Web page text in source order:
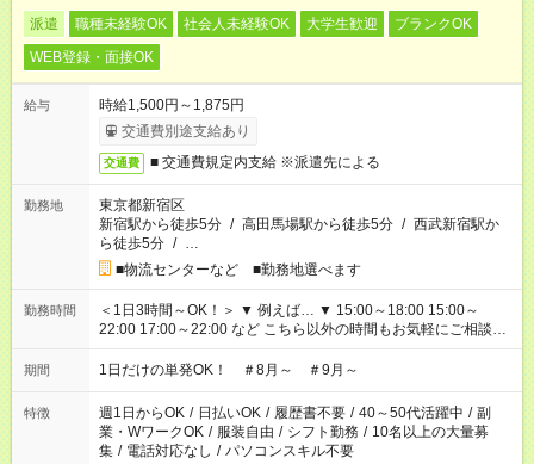
派遣 職種未経験OK 社会人未経験OK 大学生歓迎
ブランクOK
WEB登録・面接OK
給与
時給1,500円～1,875円
交通費別途支給あり
交通費 ■ 交通費規定内支給 ※派遣先による
勤務地
東京都新宿区
新宿駅から徒歩5分 / 高田馬場駅から徒歩5分 / 西武新宿駅か
ら徒歩5分 / …
■物流センターなど ■勤務地選べます
勤務時間
＜1日3時間～OK！＞ ▼ 例えば… ▼ 15:00～18:00 15:00～
22:00 17:00～22:00 など こちら以外の時間もお気軽にご相談く
ださい！
期間 1日だけの単発OK！ ＃8月～ ＃9月～
特徴 週1日からOK / 日払いOK / 履歴書不要 / 40～50代活躍中 / 副
業・WワークOK / 服装自由 / シフト勤務 / 10名以上の大量募
集 / 電話対応なし / パソコンスキル不要